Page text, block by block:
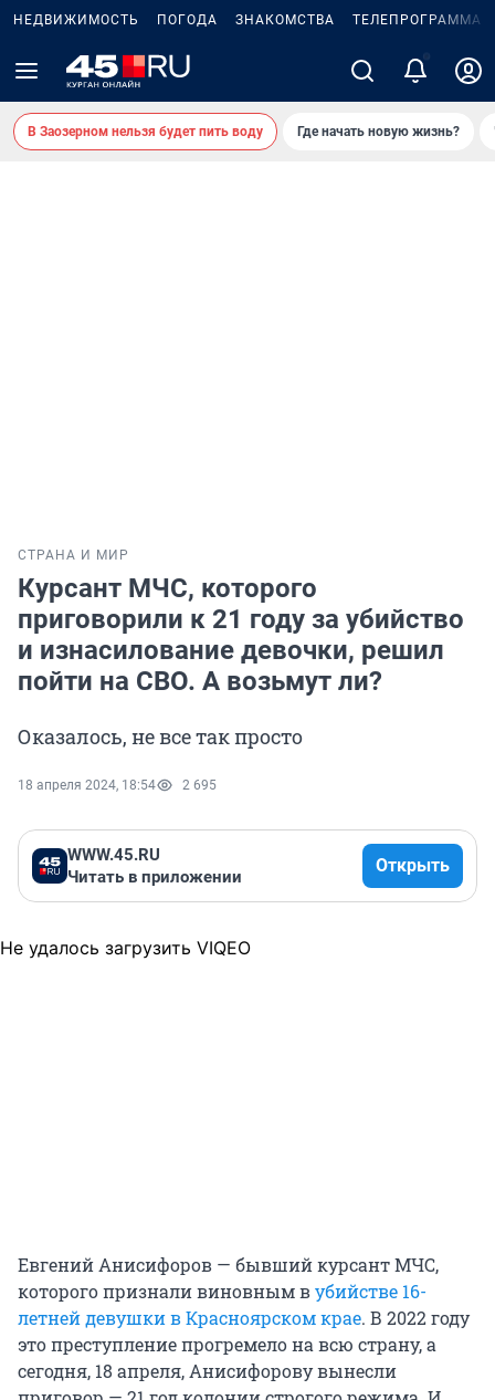
НЕДВИЖИМОСТЬ ПОГОДА ЗНАКОМСТВА ТЕЛЕПРОГРАММА
В Заозерном нельзя будет пить воду Где начать новую жизнь?
СТРАНА И МИР
Курсант МЧС, которого
приговорили к 21 году за убийство
и изнасилование девочки, решил
пойти на СВО. А возьмут ли?
Оказалось, не все так просто
18 апреля 2024, 18:54 2 695
WWW.45.RU
Читать в приложении
Открыть
Не удалось загрузить VIQEO
Евгений Анисифоров — бывший курсант МЧС,
которого признали виновным вубийстве 16-
летней девушки в Красноярском крае. В 2022 году
это преступление прогремело на всю страну, а
сегодня, 18 апреля, Анисифорову вынесли